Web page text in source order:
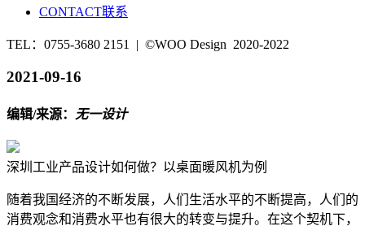
CONTACT联系
TEL：0755-3680 2151 | ©WOO Design 2020-2022
2021-09-16
编辑/来源： 无一设计
深圳工业产品设计如何做？以桌面暖风机为例
随着我国经济的不断发展，人们生活水平的不断提高，人们的
消费观念和消费水平也有很大的转变与提升。在这个契机下，